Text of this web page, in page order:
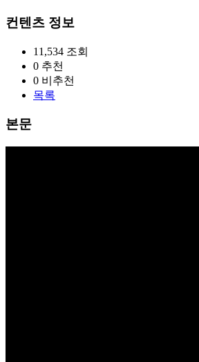
컨텐츠 정보
11,534 조회
0 추천
0 비추천
목록
본문